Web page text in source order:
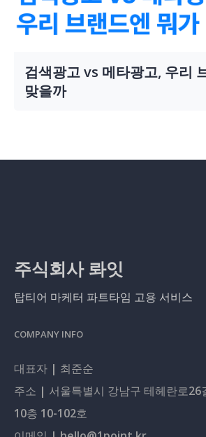
검색광고 vs 메타광고, 우리
맞을까
주식회사 롸잇
탑티어 마케터 파트타임 고용 서비스
COMPANY INFO
대표자 | 최준순
주소 | 서울특별시 강남구 테헤란로26
10층 10-102호